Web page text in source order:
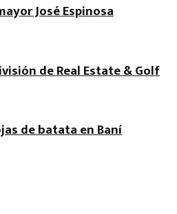
José Espinosa
de Real Estate & Golf
de batata en Baní